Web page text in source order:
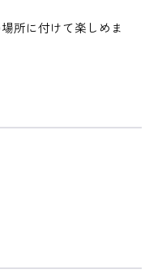
所に付けて楽しめま